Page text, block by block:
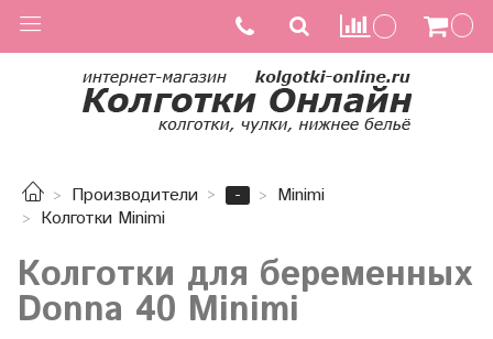
Производители -
Minimi
Колготки Minimi
Колготки для беременных
Donna 40 Minimi